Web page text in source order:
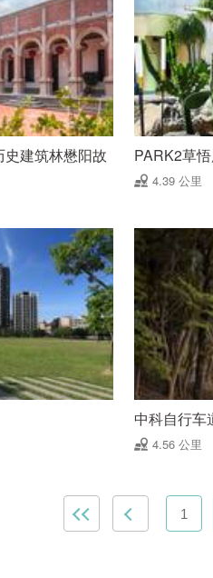
史建筑林懋阳故
PARK2草
4.39 公里
中科自行车
4.56 公里
1